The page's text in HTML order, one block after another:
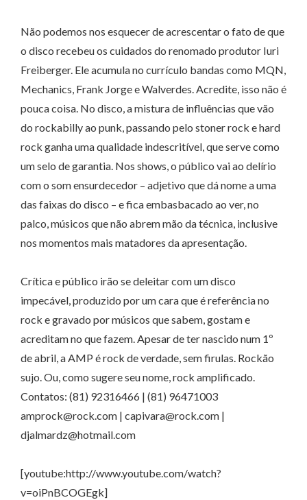
Não podemos nos esquecer de acrescentar o fato de que
o disco recebeu os cuidados do renomado produtor Iuri
Freiberger. Ele acumula no currículo bandas como MQN,
Mechanics, Frank Jorge e Walverdes. Acredite, isso não é
pouca coisa. No disco, a mistura de influências que vão
do rockabilly ao punk, passando pelo stoner rock e hard
rock ganha uma qualidade indescritível, que serve como
um selo de garantia. Nos shows, o público vai ao delírio
com o som ensurdecedor – adjetivo que dá nome a uma
das faixas do disco – e fica embasbacado ao ver, no
palco, músicos que não abrem mão da técnica, inclusive
nos momentos mais matadores da apresentação.
Crítica e público irão se deleitar com um disco
impecável, produzido por um cara que é referência no
rock e gravado por músicos que sabem, gostam e
acreditam no que fazem. Apesar de ter nascido num 1º
de abril, a AMP é rock de verdade, sem firulas. Rockão
sujo. Ou, como sugere seu nome, rock amplificado.
Contatos: (81) 92316466 | (81) 96471003
amprock@rock.com | capivara@rock.com |
djalmardz@hotmail.com
[youtube:http://www.youtube.com/watch?
v=oiPnBCOGEgk]